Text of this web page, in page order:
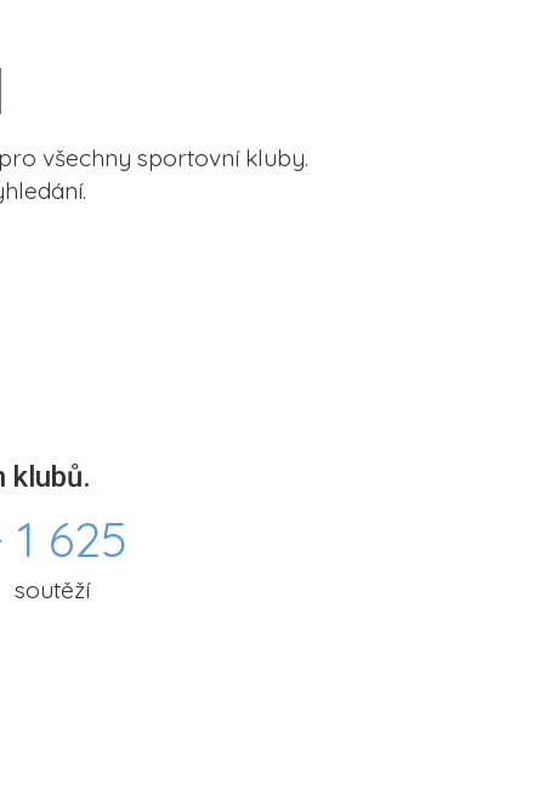
všechny sportovní kluby.
klubů.
1 625
soutěží